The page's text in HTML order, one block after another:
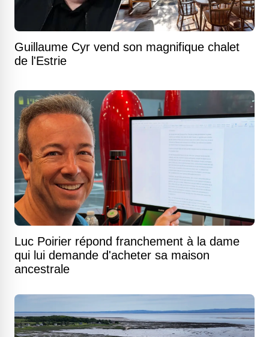
Guillaume Cyr vend son magnifique chalet
de l'Estrie
Luc Poirier répond franchement à la dame
qui lui demande d'acheter sa maison
ancestrale